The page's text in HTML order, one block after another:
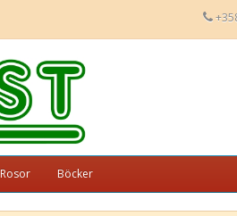
Rosor Böcker